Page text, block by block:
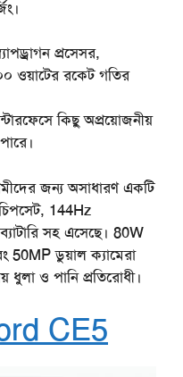
প্রসেসর,
ওয়াটের রকেট গতির
কিছু অপ্রয়োজনীয়
জন্য অসাধারণ একটি
144Hz
সহ এসেছে। 80W
50MP ডুয়াল ক্যামেরা
ধুলা ও পানি প্রতিরোধী।
CE5